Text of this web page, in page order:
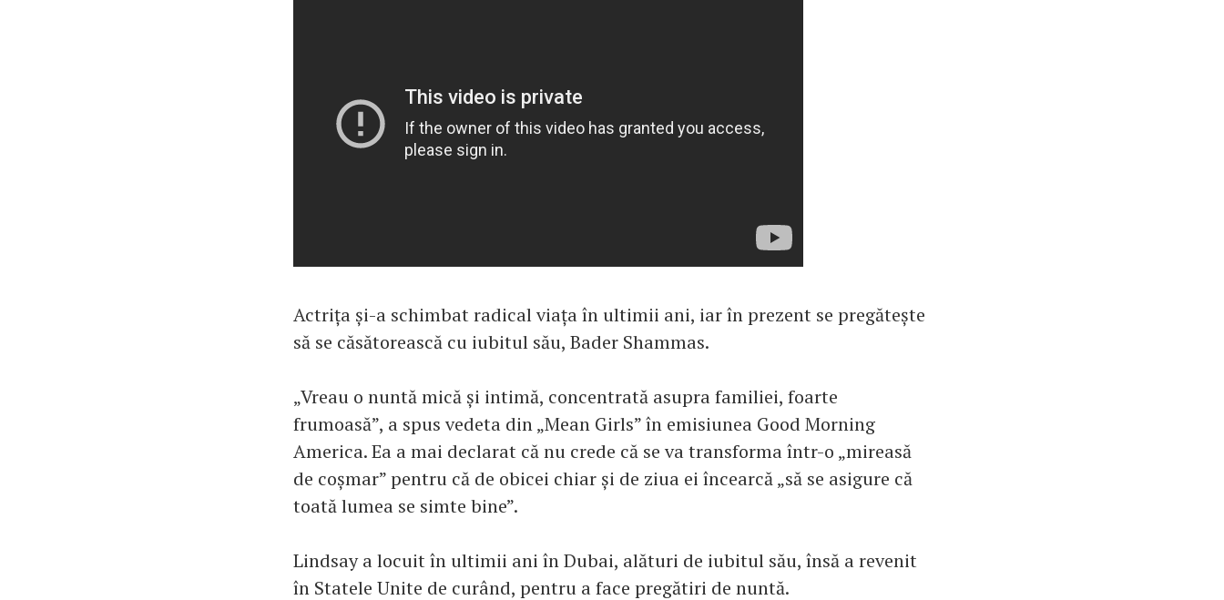
Actrița și-a schimbat radical viața în ultimii ani, iar în prezent se pregătește
să se căsătorească cu iubitul său, Bader Shammas.
„Vreau o nuntă mică și intimă, concentrată asupra familiei, foarte
frumoasă”, a spus vedeta din „Mean Girls” în emisiunea Good Morning
America. Ea a mai declarat că nu crede că se va transforma într-o „mireasă
de coșmar” pentru că de obicei chiar și de ziua ei încearcă „să se asigure că
toată lumea se simte bine”.
Lindsay a locuit în ultimii ani în Dubai, alături de iubitul său, însă a revenit
în Statele Unite de curând, pentru a face pregătiri de nuntă.